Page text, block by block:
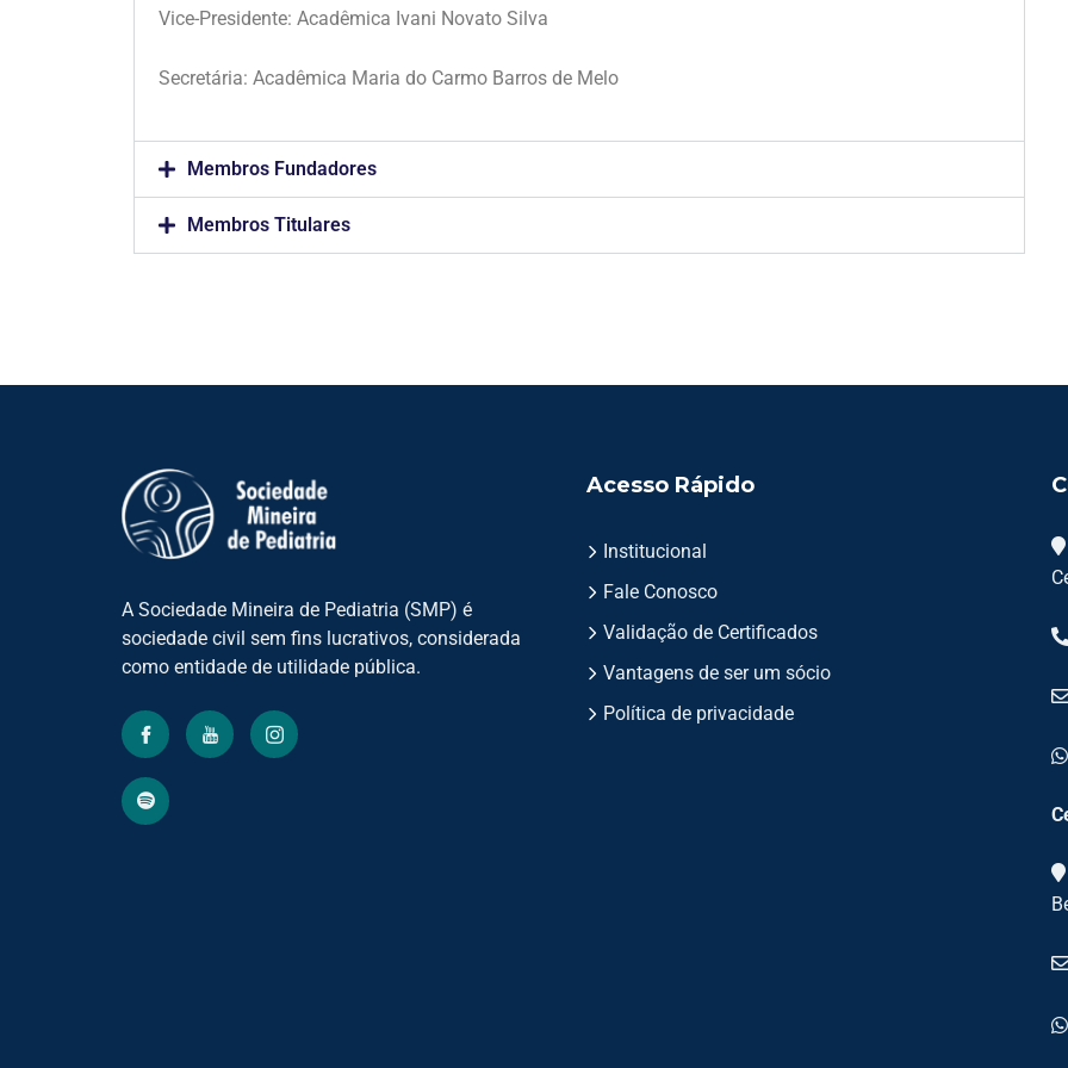
Vice-Presidente: Acadêmica Ivani Novato Silva
Secretária: Acadêmica Maria do Carmo Barros de Melo
Membros Fundadores
Membros Titulares
A Sociedade Mineira de Pediatria (SMP) é
sociedade civil sem fins lucrativos, considerada
como entidade de utilidade pública.
Acesso Rápido
Institucional
Fale Conosco
Validação de Certificados
Vantagens de ser um sócio
Política de privacidade